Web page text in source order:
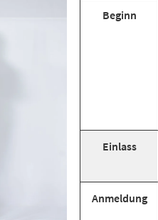
Beginn
Einlass
Anmeldung